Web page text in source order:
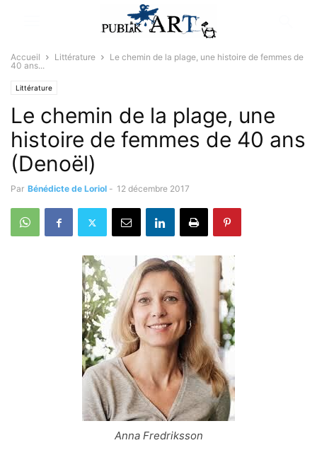
Accueil Littérature
Le chemin de la plage, une histoire de femmes de
40 ans...
Littérature
Le chemin de la plage, une
histoire de femmes de 40 ans
(Denoël)
Par Bénédicte de Loriol - 12 décembre 2017
Anna Fredriksson